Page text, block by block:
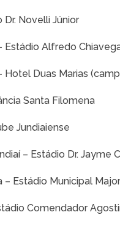
Dr. Novelli Júnior
Estádio Alfredo
Hotel Duas Marias
Santa Filomena
Jundiaiense
– Estádio Dr. Jayme
– Estádio Municipal
Comendador